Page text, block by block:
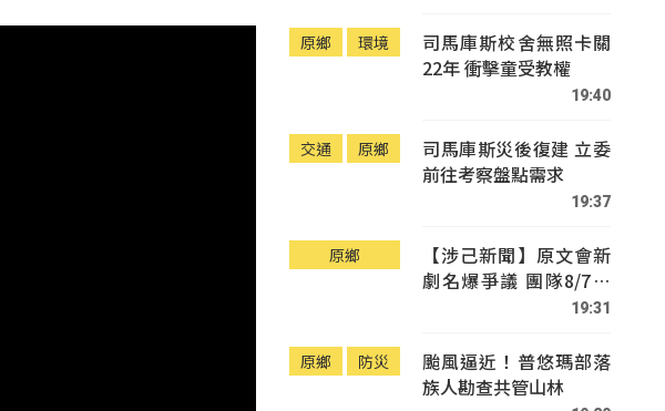
原鄉 環境
司馬庫斯校舍無照卡關
22年 衝擊童受教權
19:40
交通 原鄉
司馬庫斯災後復建 立委
前往考察盤點需求
19:37
原鄉
【涉己新聞】原文會新
劇名爆爭議 團隊8/7赴
19:31
原鄉 防災
颱風逼近！普悠瑪部落
族人勘查共管山林